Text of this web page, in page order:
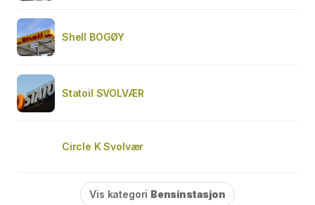
Shell BOGØY
Statoil SVOLVÆR
Circle K Svolvær
Vis kategori Bensinstasjon